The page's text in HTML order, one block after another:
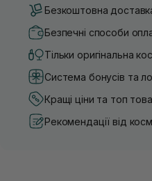
Безкоштовна
Безпечні способи
Тільки оригінальна
Система бонусів та
Кращі ціни та топ
Рекомендації від